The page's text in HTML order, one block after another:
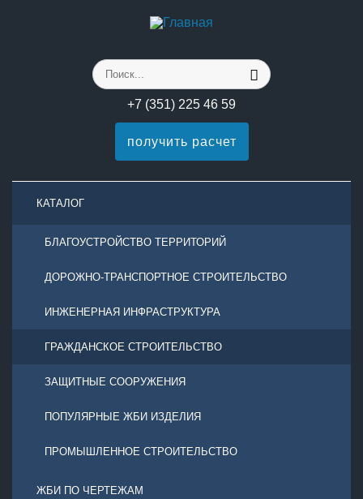
+7 (351) 225 46 59
получить расчет
КАТАЛОГ
БЛАГОУСТРОЙСТВО ТЕРРИТОРИЙ
ДОРОЖНО-ТРАНСПОРТНОЕ СТРОИТЕЛЬСТВО
ИНЖЕНЕРНАЯ ИНФРАСТРУКТУРА
ГРАЖДАНСКОЕ СТРОИТЕЛЬСТВО
ЗАЩИТНЫЕ СООРУЖЕНИЯ
ПОПУЛЯРНЫЕ ЖБИ ИЗДЕЛИЯ
ПРОМЫШЛЕННОЕ СТРОИТЕЛЬСТВО
ЖБИ ПО ЧЕРТЕЖАМ